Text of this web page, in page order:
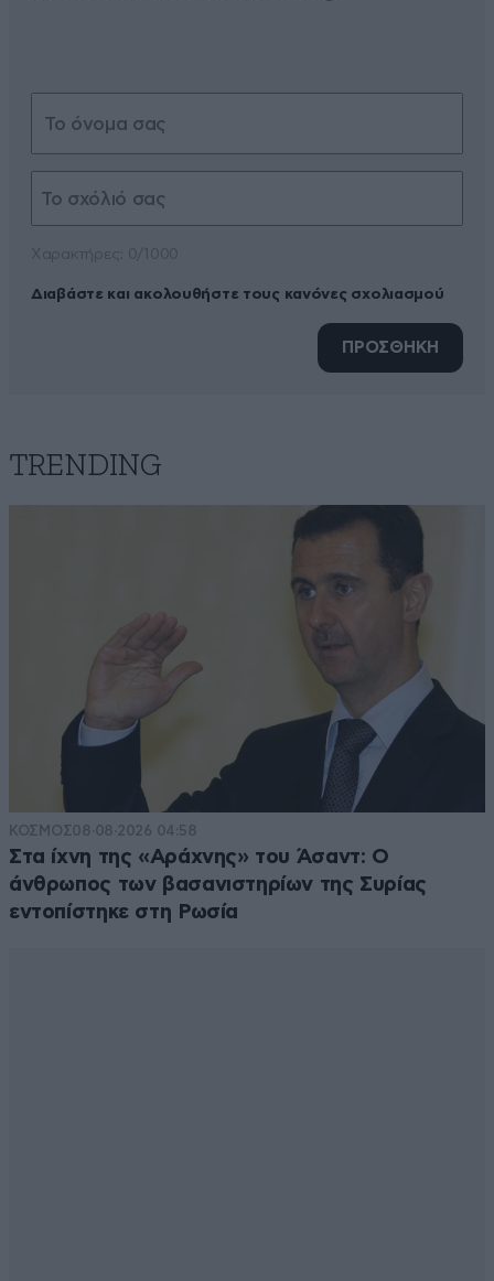
Διαβάστε και ακολουθήστε τους κανόνες σχολιασμού
ΠΡΟΣΘΗΚΗ
TRENDING
ΚΟΣΜΟΣ08·08·2026 04:58
Στα ίχνη της «Αράχνης» του Άσαντ: Ο
άνθρωπος των βασανιστηρίων της Συρίας
εντοπίστηκε στη Ρωσία